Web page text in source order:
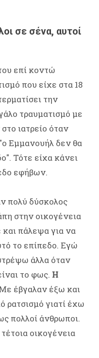
σε σένα, αυτοί
επί κοντώ
που είχε στα 18
την
τραυματισμό με
ιατρείο όταν
Εμμανουήλ δεν θα
Τότε είχα κάνει
εφήβων.
πολύ δύσκολος
στην οικογένεια
πάλεψα για να
το επίπεδο. Εγώ
άλλα όταν
το φως. Η
έβγαλαν έξω και
ρατσισμό γιατί έχω
πολλοί άνθρωποι.
οικογένεια